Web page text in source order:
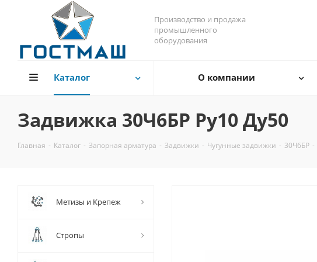
Производство и продажа
промышленного
оборудования
Каталог О компании
Задвижка 30Ч6БР Ру10 Ду50
Главная - Каталог - Запорная арматура - Задвижки - Чугунные задвижки - 30Ч6БР -
Метизы и Крепеж
Стропы